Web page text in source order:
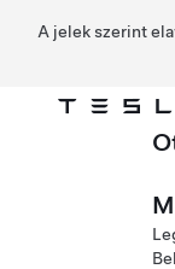
A jelek szerint
Ugrás a fő